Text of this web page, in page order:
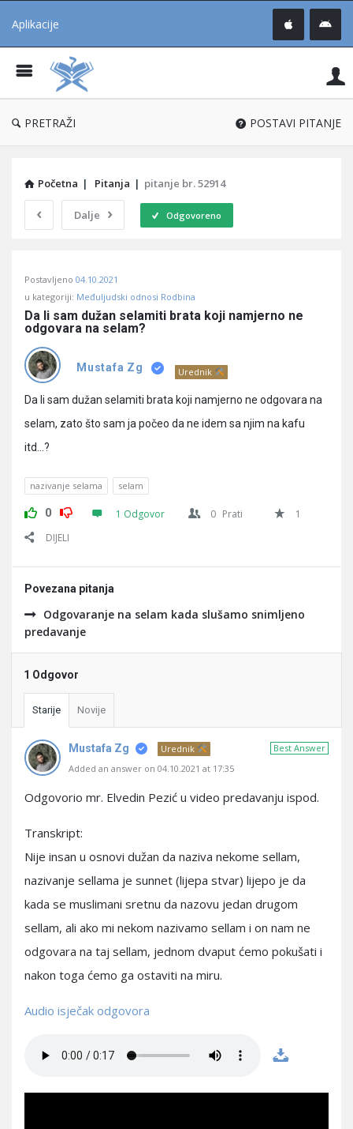
Aplikacije
®
PRETRAŽI POSTAVI PITANJE
Početna | Pitanja | pitanje br. 52914
Dalje Odgovoreno
Učene
Latest
Pitanja
Postavljeno 04.10.2021
u kategoriji: Međuljudski odnosi Rodbina
Da li sam dužan selamiti brata koji namjerno ne
odgovara na selam?
Mustafa Zg Urednik
Da li sam dužan selamiti brata koji namjerno ne odgovara na
selam, zato što sam ja počeo da ne idem sa njim na kafu
itd…?
nazivanje selama selam
0 1 Odgovor 0 Prati
1
DIJELI
Povezana pitanja
Odgovaranje na selam kada slušamo snimljeno
predavanje
1 Odgovor
Starije Novije
Best Answer
Mustafa Zg
Urednik
Added an answer on 04.10.2021 at 17:35
Odgovorio mr. Elvedin Pezić u video predavanju ispod.
Transkript:
Nije insan u osnovi dužan da naziva nekome sellam,
nazivanje sellama je sunnet (lijepa stvar) lijepo je da
kada se muslimani sretnu da nazovu jedan drugom
sellam, ali ako mi nekom nazivamo sellam i on nam ne
odgovara na taj sellam, jednom dvaput ćemo pokušati i
nakon toga ćemo ga ostaviti na miru.
Audio isječak odgovora